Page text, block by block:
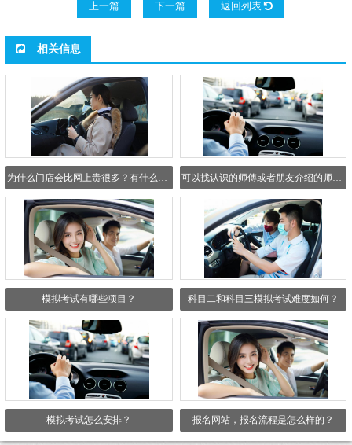
上一篇 下一篇 返回列表
相关信息
可以找认识的师傅或者朋友介绍的师傅吗？
模拟考试有哪些项目？ 科目二和科目三模拟考试难度如何？
模拟考试怎么安排？ 报名网站，报名流程是怎么样的？